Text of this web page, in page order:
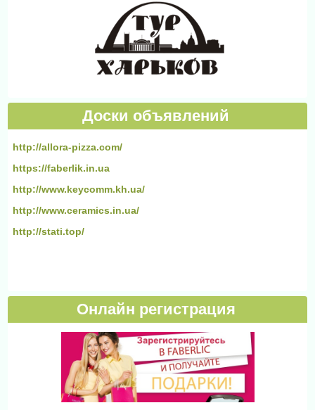
Доски объявлений
http://allora-pizza.com/
https://faberlik.in.ua
http://www.keycomm.kh.ua/
http://www.ceramics.in.ua/
http://stati.top/
Онлайн регистрация